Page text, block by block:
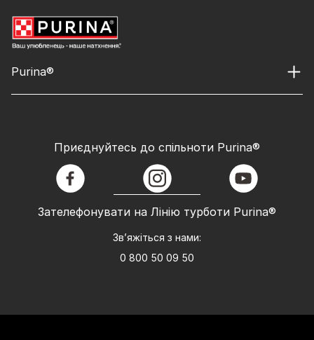
Purina®
Зателефонувати на Лінію турботи Purina®
Зв’яжіться з нами:
0 800 50 09 50
Приєднуйтесь до спільноти Purina®
facebook instagram youtube